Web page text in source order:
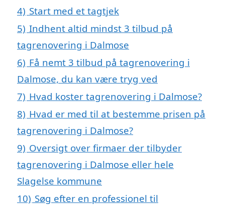
4) Start med et tagtjek
5) Indhent altid mindst 3 tilbud på
tagrenovering i Dalmose
6) Få nemt 3 tilbud på tagrenovering i
Dalmose, du kan være tryg ved
7) Hvad koster tagrenovering i Dalmose?
8) Hvad er med til at bestemme prisen på
tagrenovering i Dalmose?
9) Oversigt over firmaer der tilbyder
tagrenovering i Dalmose eller hele
Slagelse kommune
10) Søg efter en professionel til